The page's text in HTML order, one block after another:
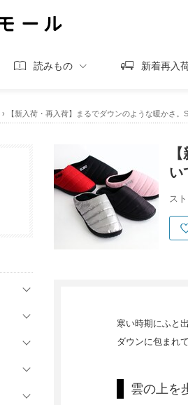
読みもの 新着再入
› 【新入荷・再入荷】まるでダウンのような暖かさ。
い
ス
寒い時期にふと
ダウンに包まれ
雲の上を